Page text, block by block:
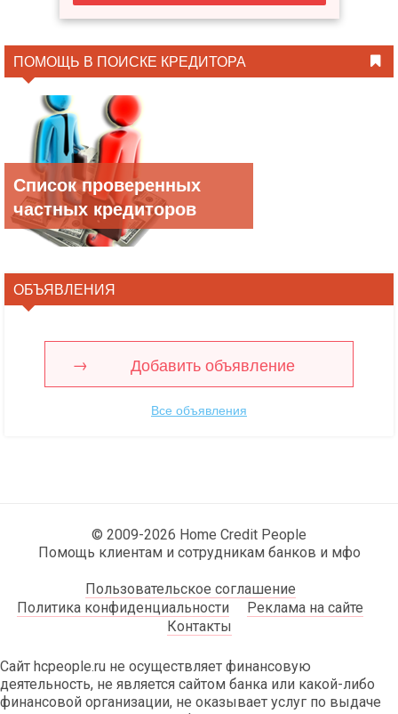
ПОМОЩЬ В ПОИСКЕ КРЕДИТОРА
Список проверенных
частных кредиторов
ОБЪЯВЛЕНИЯ
Добавить объявление
Все объявления
© 2009-2026 Home Credit People
Помощь клиентам и сотрудникам банков и мфо
Пользовательское соглашение
Политика конфиденциальности
Реклама на сайте
Контакты
Сайт hcpeople.ru не осуществляет финансовую
деятельность, не является сайтом банка или какой-либо
финансовой организации, не оказывает услуг по выдаче